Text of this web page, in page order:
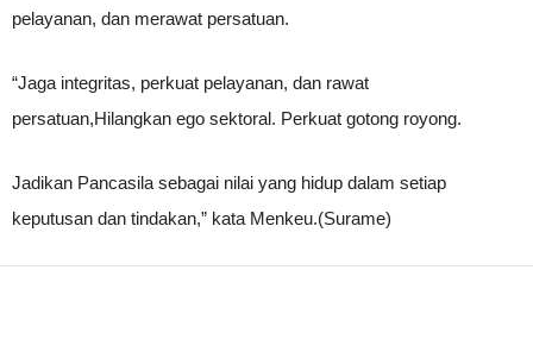
pelayanan, dan merawat persatuan.
“Jaga integritas, perkuat pelayanan, dan rawat
persatuan,Hilangkan ego sektoral. Perkuat gotong royong.
Jadikan Pancasila sebagai nilai yang hidup dalam setiap
keputusan dan tindakan,” kata Menkeu.(Surame)